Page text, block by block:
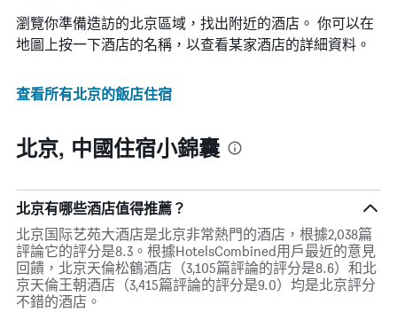
瀏覽你準備造訪的北京區域，找出附近的酒店。 你可以在
地圖上按一下酒店的名稱，以查看某家酒店的詳細資料。
查看所有北京​的飯店住宿
北京, 中國住宿小錦囊
北京有哪些酒店值得推薦？
北京国际艺苑大酒店是北京非常熱門的酒店，根據2,038篇
評論它的評分是8.3。根據HotelsCombined用戶最近的意見
回饋，北京天倫松鶴酒店（3,105篇評論的評分是8.6）和北
京天倫王朝酒店（3,415篇評論的評分是9.0）均是北京評分
不錯的酒店。